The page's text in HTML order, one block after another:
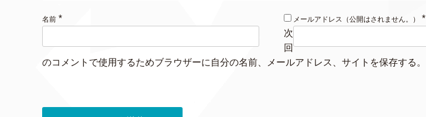
名前 * メールアドレス（公開はされません。）
*
次
回
のコメントで使用するためブラウザーに自分の名前、メールアドレス、サイトを保存する。